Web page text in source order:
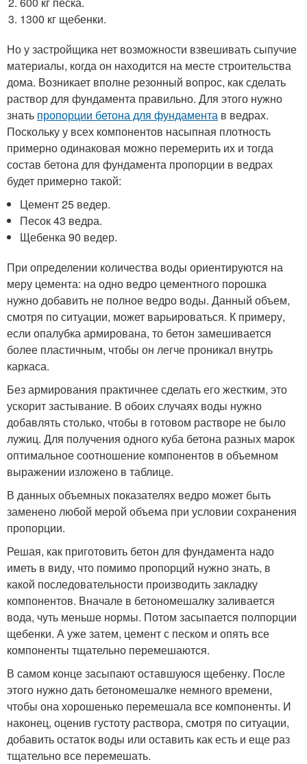
1300 кг щебенки.
Но у застройщика нет возможности взвешивать сыпучие
материалы, когда он находится на месте строительства
дома. Возникает вполне резонный вопрос, как сделать
раствор для фундамента правильно. Для этого нужно
знать пропорции бетона для фундамента в ведрах.
Поскольку у всех компонентов насыпная плотность
примерно одинаковая можно перемерить их и тогда
состав бетона для фундамента пропорции в ведрах
будет примерно такой:
Цемент 25 ведер.
Песок 43 ведра.
Щебенка 90 ведер.
При определении количества воды ориентируются на
меру цемента: на одно ведро цементного порошка
нужно добавить не полное ведро воды. Данный объем,
смотря по ситуации, может варьироваться. К примеру,
если опалубка армирована, то бетон замешивается
более пластичным, чтобы он легче проникал внутрь
каркаса.
Без армирования практичнее сделать его жестким, это
ускорит застывание. В обоих случаях воды нужно
добавлять столько, чтобы в готовом растворе не было
лужиц. Для получения одного куба бетона разных марок
оптимальное соотношение компонентов в объемном
выражении изложено в таблице.
В данных объемных показателях ведро может быть
заменено любой мерой объема при условии сохранения
пропорции.
Решая, как приготовить бетон для фундамента надо
иметь в виду, что помимо пропорций нужно знать, в
какой последовательности производить закладку
компонентов. Вначале в бетономешалку заливается
вода, чуть меньше нормы. Потом засыпается полпорции
щебенки. А уже затем, цемент с песком и опять все
компоненты тщательно перемешаются.
В самом конце засыпают оставшуюся щебенку. После
этого нужно дать бетономешалке немного времени,
чтобы она хорошенько перемешала все компоненты. И
наконец, оценив густоту раствора, смотря по ситуации,
добавить остаток воды или оставить как есть и еще раз
тщательно все перемешать.